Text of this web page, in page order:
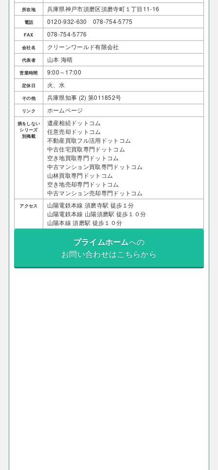
所在地 兵庫県神戸市須磨区須磨寺町１丁目11-16
電話 0120-932-630 078-754-5775
FAX 078-754-5776
会社名 クリーンワールド有限会社
代表者 山本 海晴
営業時間 9:00～17:00
定休日 火、水
その他 兵庫県知事 (2) 第011852号
リンク ホームページ
損をしない
シリーズ
別掲載
遺産相続ドットコム
任意売却ドットコム
不動産買取フル活用ドットコム
中古住宅買取専門ドットコム
空き地買取専門ドットコム
中古マンション買取専門ドットコム
山林買取専門ドットコム
空き地売却専門ドットコム
中古マンション売却専門ドットコム
アクセス
山陽電鉄本線 須磨寺駅 徒歩１分
山陽電鉄本線 山陽須磨駅 徒歩１０分
山陽本線 須磨駅 徒歩１０分
プライムホームへの
お問い合わせはこちらから